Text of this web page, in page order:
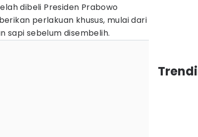
dibeli Presiden Prabowo
perlakuan khusus, mulai dari
sapi sebelum disembelih.